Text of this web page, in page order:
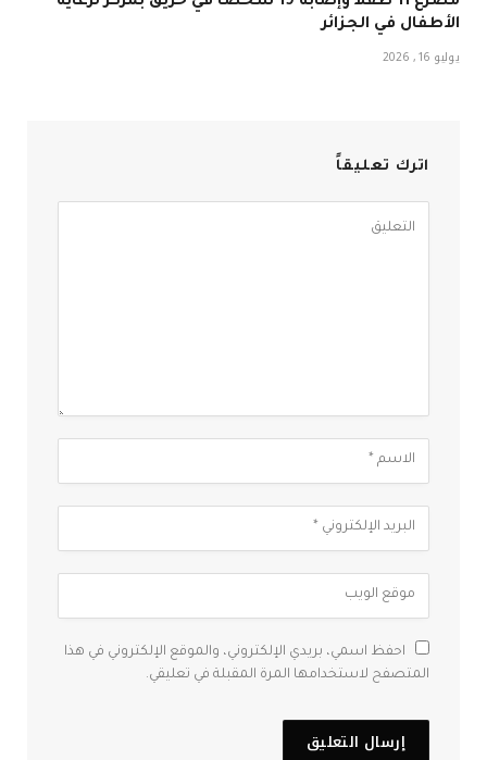
الأطفال في الجزائر
يوليو 16, 2026
اترك تعليقاً
احفظ اسمي، بريدي الإلكتروني، والموقع الإلكتروني في هذا
المتصفح لاستخدامها المرة المقبلة في تعليقي.